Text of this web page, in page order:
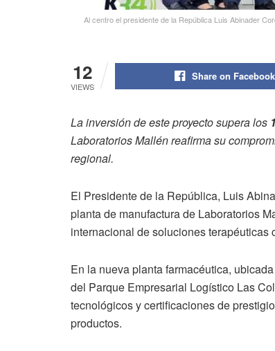
Al centro el presidente de la República Luis Abinader
12
VIEWS
Share on Facebook
La inversión de este proyecto supera los
Laboratorios Mallén reafirma su
regional.
El Presidente de la República, Luis
planta de manufactura de Laboratorios
internacional de soluciones
En la nueva planta farmacéutica,
del Parque Empresarial Logístico Las
tecnológicos y certificaciones de
productos.